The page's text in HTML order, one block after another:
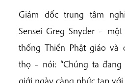
Giám đốc trung tâm
Sensei Greg Snyder –
thống Thiền Phật giáo
thọ – nói: “Chúng ta
giới ngày càng phức tạp